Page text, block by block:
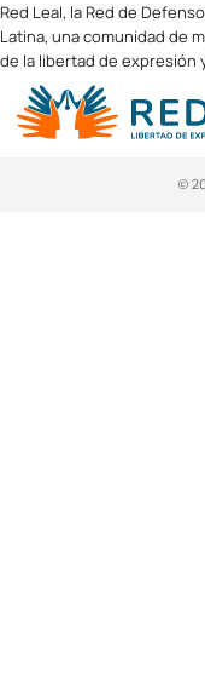
Red Leal, la Red de
Latina, una comunidad de
de la libertad de expresión
©